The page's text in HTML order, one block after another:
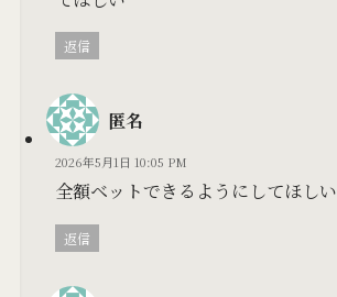
返信
匿名
2026年5月1日 10:05 PM
全額ベットできるようにしてほしい
返信